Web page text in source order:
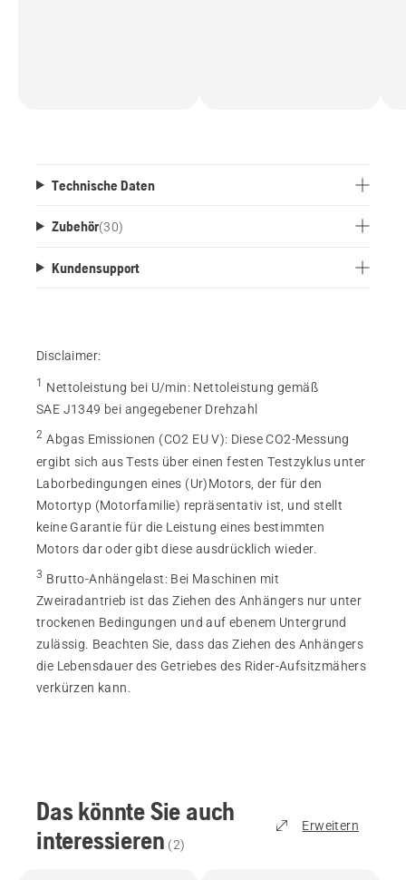
Mähwerk, ohne Akku-Ladegerät.
Technische Daten
Zubehör(30)
Kundensupport
Disclaimer:
1 Nettoleistung bei U/min: Nettoleistung gemäß
SAE J1349 bei angegebener Drehzahl
2 Abgas Emissionen (CO2 EU V): Diese CO2-Messung
ergibt sich aus Tests über einen festen Testzyklus unter
Laborbedingungen eines (Ur)Motors, der für den
Motortyp (Motorfamilie) repräsentativ ist, und stellt
keine Garantie für die Leistung eines bestimmten
Motors dar oder gibt diese ausdrücklich wieder.
3 Brutto-Anhängelast: Bei Maschinen mit
Zweiradantrieb ist das Ziehen des Anhängers nur unter
trockenen Bedingungen und auf ebenem Untergrund
zulässig. Beachten Sie, dass das Ziehen des Anhängers
die Lebensdauer des Getriebes des Rider-Aufsitzmähers
verkürzen kann.
Das könnte Sie auch
interessieren (2)
Erweitern